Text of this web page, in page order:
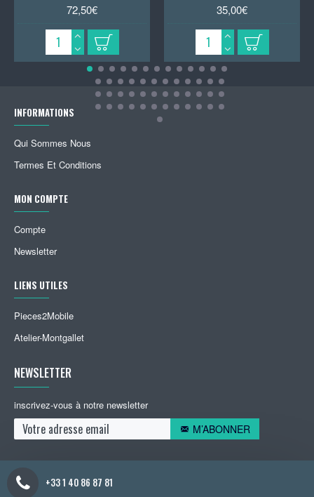
72,50€ 35,00€
INFORMATIONS
Qui Sommes Nous
Termes Et Conditions
MON COMPTE
Compte
Newsletter
LIENS UTILES
Pieces2Mobile
Atelier-Montgallet
NEWSLETTER
inscrivez-vous à notre newsletter
M’ABONNER
+33 1 40 86 87 81